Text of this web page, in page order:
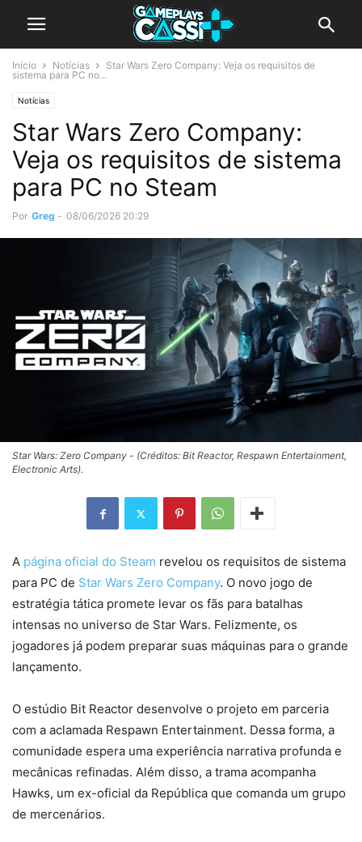
Início Notícias
Star Wars Zero Company: Veja os requisitos de
sistema para PC no...
Notícias
Star Wars Zero Company:
Veja os requisitos de sistema
para PC no Steam
Por Greg - 08/06/2026 20:29
Star Wars: Zero Company - (Créditos: Bit Reactor, Respawn Entertainment,
Electronic Arts).
A página oficial do Steam revelou os requisitos de sistema
para PC de Star Wars Zero Company. O novo jogo de
estratégia tática promete levar os fãs para batalhas
intensas no universo de Star Wars. Felizmente, os
jogadores já podem preparar suas máquinas para o grande
lançamento.
O estúdio Bit Reactor desenvolve o projeto em parceria
com a aclamada Respawn Entertainment. Dessa forma, a
comunidade espera uma experiência narrativa profunda e
mecânicas refinadas. Além disso, a trama acompanha
Hawks, um ex-oficial da República que comanda um grupo
de mercenários.